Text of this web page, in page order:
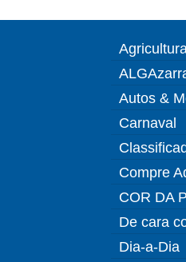
Autos &
Carnaval
Compre
COR DA
De cara
Dia-a-Dia